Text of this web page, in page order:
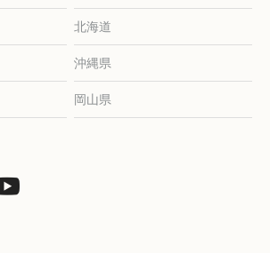
北海道
沖縄県
岡山県